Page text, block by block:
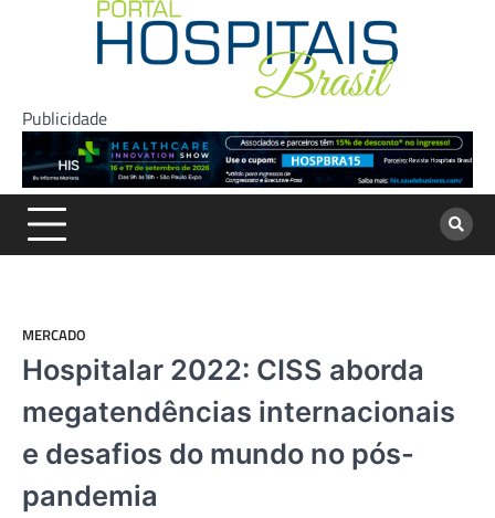
Publicidade
MERCADO
Hospitalar 2022: CISS aborda
megatendências internacionais
e desafios do mundo no pós-
pandemia